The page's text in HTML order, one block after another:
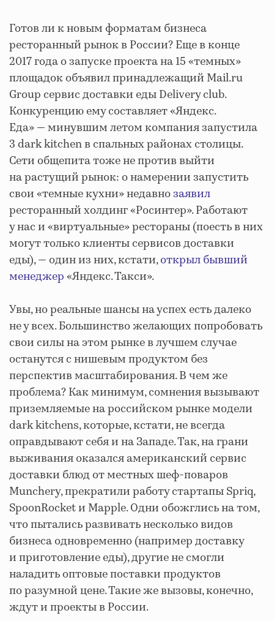
Готов ли к новым форматам бизнеса
ресторанный рынок в России? Еще в конце
2017 года о запуске проекта на 15 «темных»
площадок объявил принадлежащий Mail.ru
Group сервис доставки еды Delivery club.
Конкуренцию ему составляет «Яндекс.
Еда» — минувшим летом компания запустила
3 dark kitchen в спальных районах столицы.
Сети общепита тоже не против выйти
на растущий рынок: о намерении запустить
свои «темные кухни» недавнозаявил
ресторанный холдинг «Росинтер». Работают
у нас и «виртуальные» рестораны (поесть в них
могут только клиенты сервисов доставки
еды), — один из них, кстати,открылбывший
менеджер«Яндекс. Такси».
Увы, но реальные шансы на успех есть далеко
не у всех. Большинство желающих попробовать
свои силы на этом рынке в лучшем случае
останутся с нишевым продуктом без
перспектив масштабирования. В чем же
проблема? Как минимум, сомнения вызывают
приземляемые на российском рынке модели
dark kitchens, которые, кстати, не всегда
оправдывают себя и на Западе. Так, на грани
выживания оказался американский сервис
доставки блюд от местных шеф-поваров
Munchery, прекратили работу стартапы Spriq,
SpoonRocket и Mapple. Одни обожглись на том,
что пытались развивать несколько видов
бизнеса одновременно (например доставку
и приготовление еды), другие не смогли
наладить оптовые поставки продуктов
по разумной цене. Такие же вызовы, конечно,
ждут и проекты в России.